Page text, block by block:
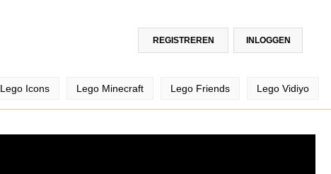
INLOGGEN
REGISTREREN
Lego Icons Lego Minecraft Lego Friends Lego Vidiyo